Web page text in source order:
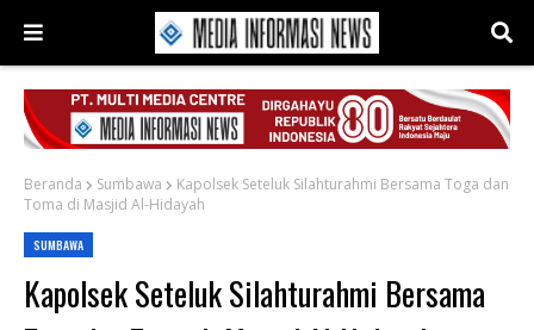
Beranda Sumbawa
Kapolsek Seteluk Silahturahmi Bersama Toga dan
Toma di Masjid Al-Hidayah
SUMBAWA
Kapolsek Seteluk Silahturahmi Bersama